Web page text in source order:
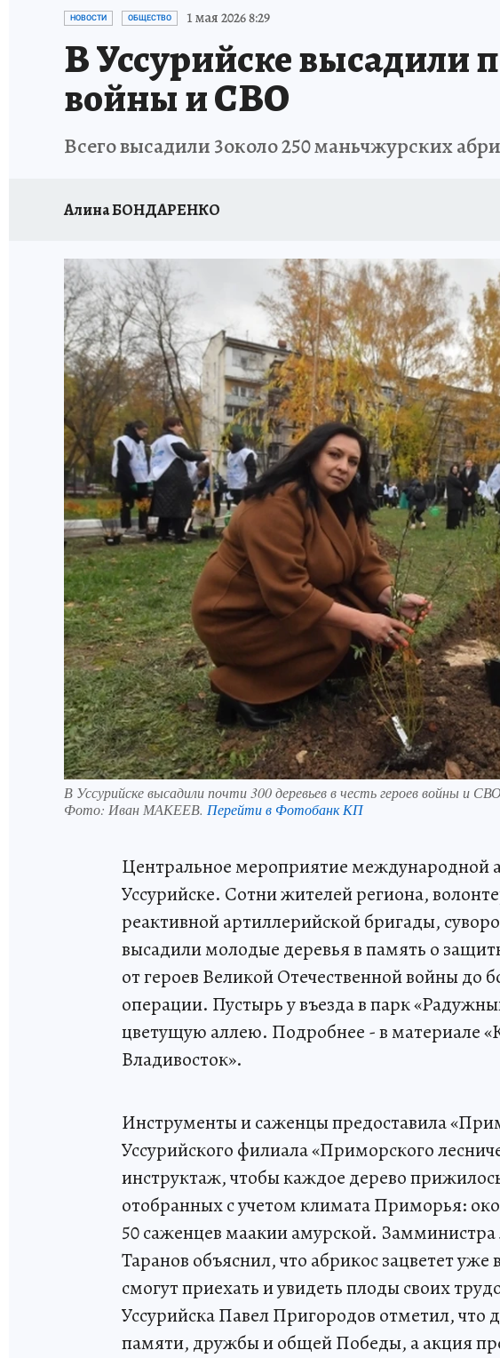
ДЕНЬ ПОБЕДЫ ВО ВЛАДИВОСТОКЕ 2026
АНТИРАК СТРАНИЦЫ ИСТОРИИ ДАЛЬНЕГО ВОСТОКА
НОВОСТИ ОБЩЕСТВО 1 мая 2026 8:29
В Уссурийске высадили
войны и СВО
Всего высадили 3около 250 маньчжурских
Алина БОНДАРЕНКО
В Уссурийске высадили почти 300 деревьев в честь героев войны и
Фото: Иван МАКЕЕВ. Перейти в Фотобанк КП
Центральное мероприятие международной
Уссурийске. Сотни жителей региона,
реактивной артиллерийской бригады,
высадили молодые деревья в память о
от героев Великой Отечественной войны до
операции. Пустырь у въезда в парк
цветущую аллею. Подробнее - в материале
Владивосток».
Инструменты и саженцы предоставила
Уссурийского филиала «Приморского
инструктаж, чтобы каждое дерево
отобранных с учетом климата Приморья:
50 саженцев маакии амурской. Замминистра
Таранов объяснил, что абрикос зацветет
смогут приехать и увидеть плоды своих
Уссурийска Павел Пригородов отметил, что
памяти, дружбы и общей Победы, а акция